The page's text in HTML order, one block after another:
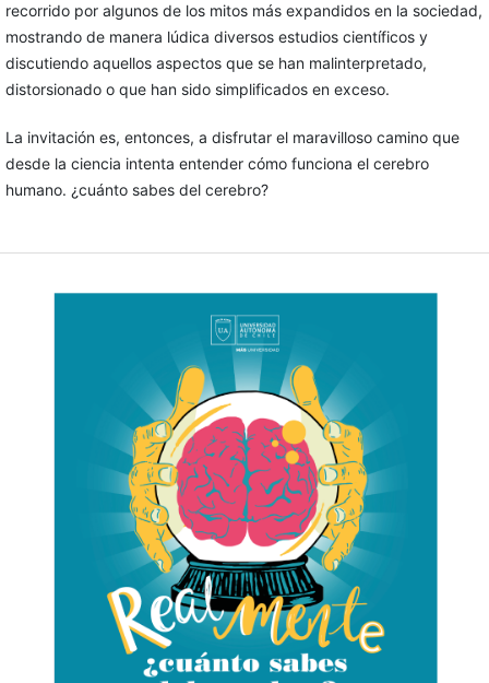
recorrido por algunos de los mitos más expandidos en la sociedad,
mostrando de manera lúdica diversos estudios científicos y
discutiendo aquellos aspectos que se han malinterpretado,
distorsionado o que han sido simplificados en exceso.
La invitación es, entonces, a disfrutar el maravilloso camino que
desde la ciencia intenta entender cómo funciona el cerebro
humano. ¿cuánto sabes del cerebro?